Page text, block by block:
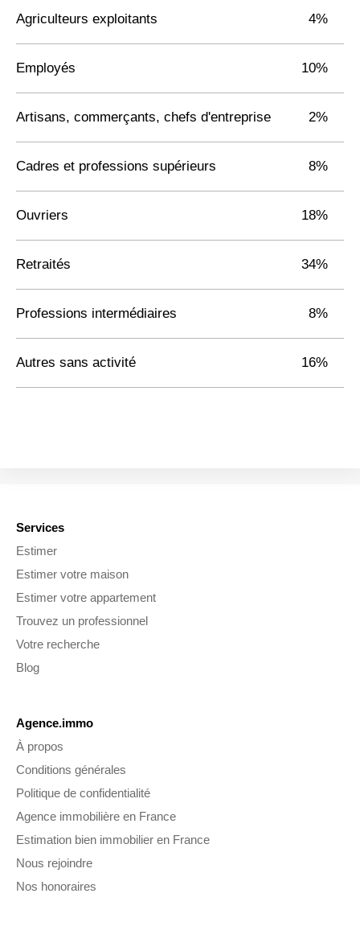
Agriculteurs exploitants 4%
Employés 10%
Artisans, commerçants, chefs d'entreprise 2%
Cadres et professions supérieurs 8%
Ouvriers 18%
Retraités 34%
Professions intermédiaires 8%
Autres sans activité 16%
Services
Estimer
Estimer votre maison
Estimer votre appartement
Trouvez un professionnel
Votre recherche
Blog
Agence.immo
À propos
Conditions générales
Politique de confidentialité
Agence immobilière en France
Estimation bien immobilier en France
Nous rejoindre
Nos honoraires